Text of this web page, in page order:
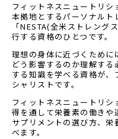
フィットネスニュートリシ
本拠地とするパーソナルト
「NESTA(全米ストレング
行する資格のひとつです。
理想の身体に近づくため
どう影響するのか理解す
する知識を学べる資格が
シャリストです。
フィットネスニュートリ
得を通して栄養素の働きや
サプリメントの選び方、
べます。